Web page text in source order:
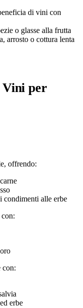
di vini con
o glasse alla frutta
arrosto o cottura lenta
per
offrendo:
condimenti alle erbe
con:
erbe